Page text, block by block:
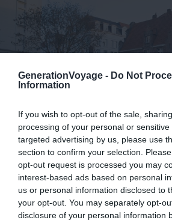
GenerationVoyage - Do Not
Information
If you wish to opt-out of the sale,
processing of your personal or
targeted advertising by us, please use
section to confirm your selection.
opt-out request is processed you may
interest-based ads based on personal
us or personal information disclosed to
your opt-out. You may separately opt-
disclosure of your personal information
Crédit Photo : De
Que faire à Gand pour un séjour